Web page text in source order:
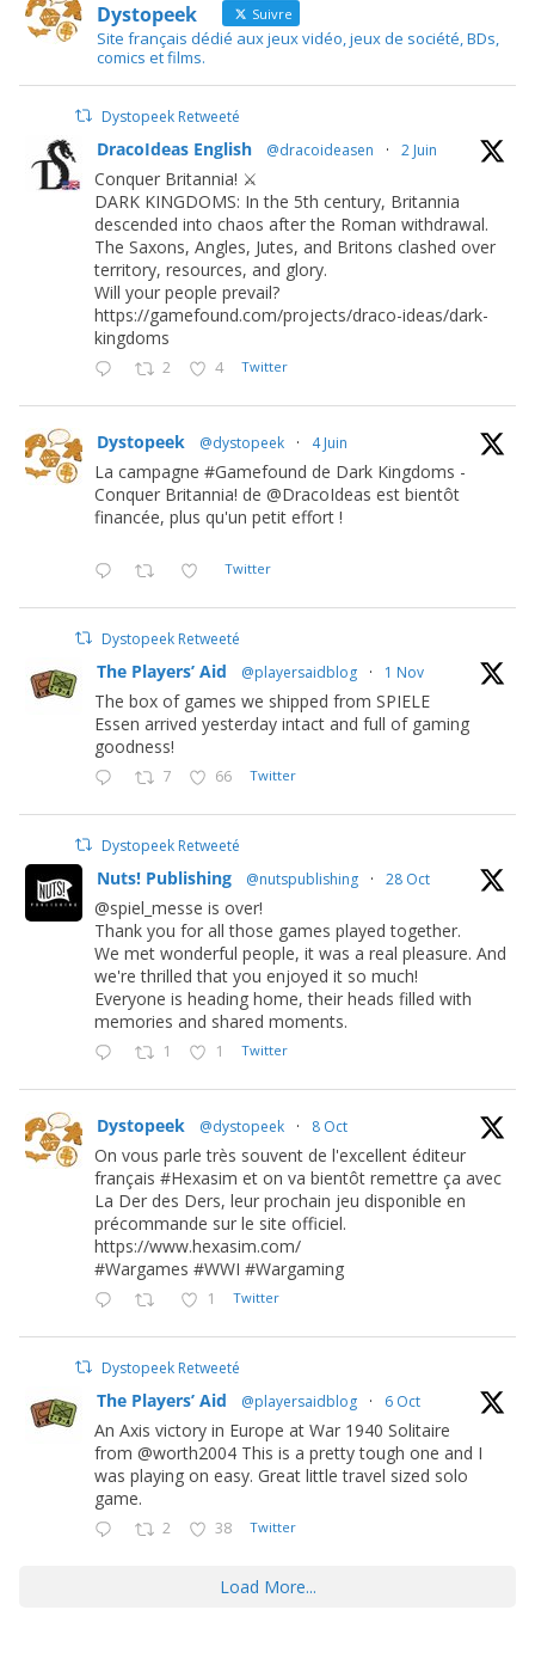
Dystopeek Suivre
Site français dédié aux jeux vidéo, jeux de société, BDs,
comics et films.
Dystopeek Retweeté
DracoIdeas English @dracoideasen · 2 Juin
Conquer Britannia! ⚔️
DARK KINGDOMS: In the 5th century, Britannia
descended into chaos after the Roman withdrawal.
The Saxons, Angles, Jutes, and Britons clashed over
territory, resources, and glory.
Will your people prevail?
https://gamefound.com/projects/draco-ideas/dark-
kingdoms
2 4 Twitter
Dystopeek @dystopeek · 4 Juin
La campagne #Gamefound de Dark Kingdoms -
Conquer Britannia! de @DracoIdeas est bientôt
financée, plus qu'un petit effort !
Twitter
Dystopeek Retweeté
The Players’ Aid @playersaidblog · 1 Nov
The box of games we shipped from SPIELE
Essen arrived yesterday intact and full of gaming
goodness!
7 66 Twitter
Dystopeek Retweeté
Nuts! Publishing @nutspublishing · 28 Oct
@spiel_messe is over!
Thank you for all those games played together.
We met wonderful people, it was a real pleasure. And
we're thrilled that you enjoyed it so much!
Everyone is heading home, their heads filled with
memories and shared moments.
1 1 Twitter
Dystopeek @dystopeek · 8 Oct
On vous parle très souvent de l'excellent éditeur
français #Hexasim et on va bientôt remettre ça avec
La Der des Ders, leur prochain jeu disponible en
précommande sur le site officiel.
https://www.hexasim.com/
#Wargames #WWI #Wargaming
1 Twitter
Dystopeek Retweeté
The Players’ Aid @playersaidblog · 6 Oct
An Axis victory in Europe at War 1940 Solitaire
from @worth2004 This is a pretty tough one and I
was playing on easy. Great little travel sized solo
game.
2 38 Twitter
Load More...